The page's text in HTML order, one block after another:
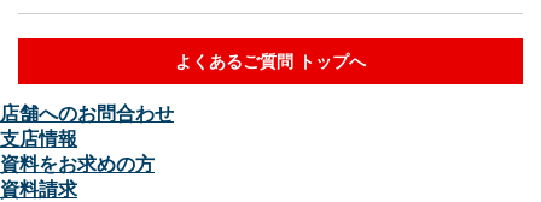
よくあるご質問 トップへ
店舗へのお問合わせ
支店情報
資料をお求めの方
資料請求